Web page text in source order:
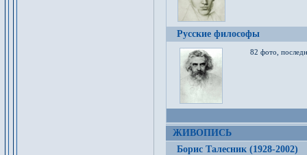
Русские философы
82 фото,
ЖИВОПИСЬ
Борис Талесник (1928-2002)